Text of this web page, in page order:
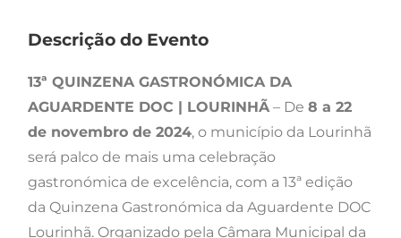
Descrição do Evento
13ª QUINZENA GASTRONÓMICA DA
AGUARDENTE DOC | LOURINHÃ– De 8 a 22
de novembro de 2024, o município da Lourinhã
será palco de mais uma celebração
gastronómica de excelência, com a 13ª edição
da Quinzena Gastronómica da Aguardente DOC
Lourinhã. Organizado pela Câmara Municipal da